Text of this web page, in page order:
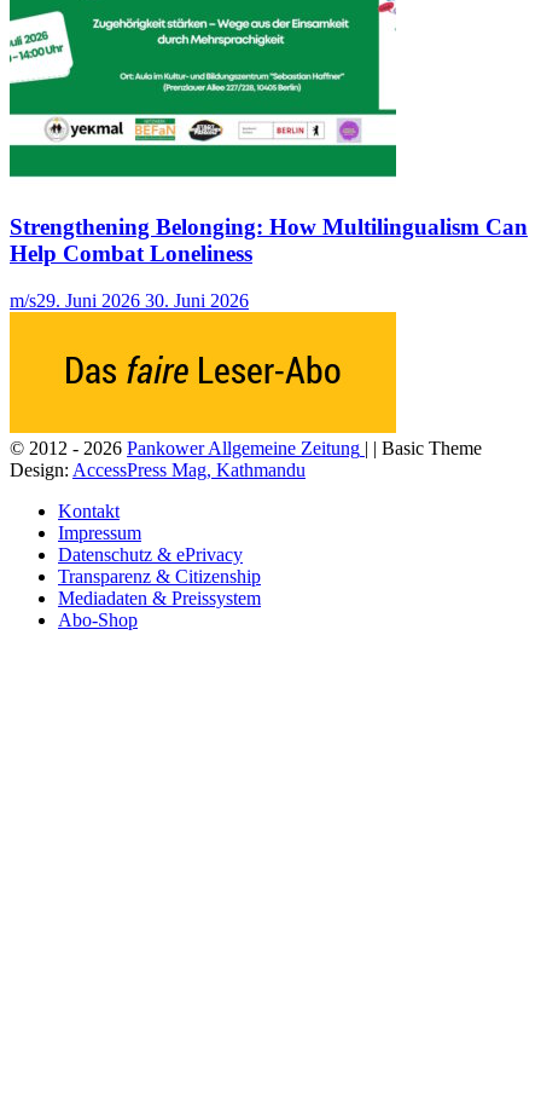
Strengthening Belonging: How Multilingualism Can
Help Combat Loneliness
m/s29. Juni 2026 30. Juni 2026
© 2012 - 2026 Pankower Allgemeine Zeitung | | Basic Theme
Design: AccessPress Mag, Kathmandu
Kontakt
Impressum
Datenschutz & ePrivacy
Transparenz & Citizenship
Mediadaten & Preissystem
Abo-Shop